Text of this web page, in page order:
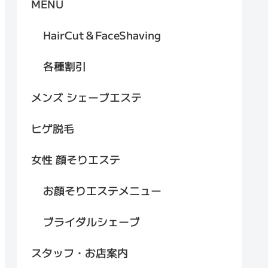
MENU
HairCut＆FaceShaving
各種割引
メンズ シェーブエステ
ヒゲ脱毛
女性 顔そりエステ
お顔そりエステメニュー
ブライダルシェーブ
スタッフ・お店案内